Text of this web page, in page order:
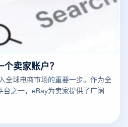
卖家账户？
全球电商市场的重要一步。作为全
之一，eBay为卖家提供了广阔的
果你打算通过eBay进行跨境电商业
户，并遵循平台的相关流程。